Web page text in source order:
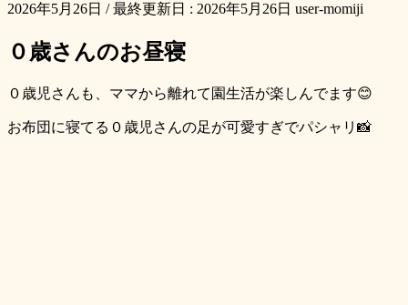
2026年5月26日 / 最終更新日 : 2026年5月26日 user-momiji
０歳さんのお昼寝
０歳児さんも、ママから離れて園生活が楽しんでます😊
お布団に寝てる０歳児さんの足が可愛すぎでパシャリ📸